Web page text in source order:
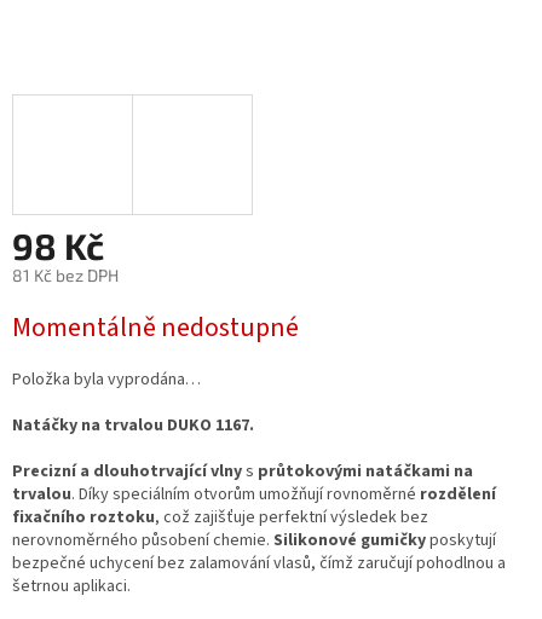
98 Kč
81 Kč bez DPH
cena:
Momentálně nedostupné
Položka byla vyprodána…
Natáčky na trvalou DUKO 1167.
Precizní a dlouhotrvající vlnys průtokovými natáčkami na
trvalou. Díky speciálním otvorům umožňují rovnoměrné rozdělení
fixačního roztoku, což zajišťuje perfektní výsledek bez
nerovnoměrného působení chemie. Silikonové gumičkyposkytují
bezpečné uchycení bez zalamování vlasů, čímž zaručují pohodlnou a
šetrnou aplikaci.